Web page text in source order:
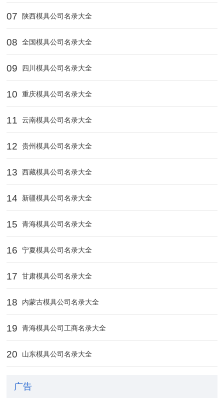
07 陕西模具公司名录大全
08 全国模具公司名录大全
09 四川模具公司名录大全
10 重庆模具公司名录大全
11 云南模具公司名录大全
12 贵州模具公司名录大全
13 西藏模具公司名录大全
14 新疆模具公司名录大全
15 青海模具公司名录大全
16 宁夏模具公司名录大全
17 甘肃模具公司名录大全
18 内蒙古模具公司名录大全
19 青海模具公司工商名录大全
20 山东模具公司名录大全
广告